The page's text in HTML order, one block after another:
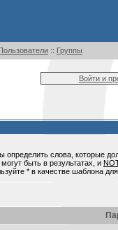
:: Группы
Войти и
определить слова, которые
быть в результатах, и
* в качестве шаблона